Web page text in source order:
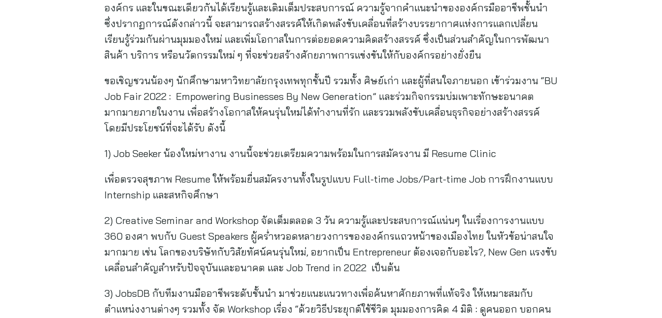
องค์กร และในขณะเดียวกันได้เรียนรู้และเติมเต็มประสบการณ์ ความรู้จากคำแนะนำขององค์กรมืออาชีพชั้นนำ
ซึ่งปรากฏการณ์ดังกล่าวนี้ จะสามารถสร้างสรรค์ให้เกิดพลังขับเคลื่อนที่สร้างบรรยากาศแห่งการแลกเปลี่ยน
เรียนรู้ร่วมกันผ่านมุมมองใหม่ และเพิ่มโอกาสในการต่อยอดความคิดสร้างสรรค์ ซึ่งเป็นส่วนสำคัญในการพัฒนา
สินค้า บริการ หรือนวัตกรรมใหม่ ๆ ที่จะช่วยสร้างศักยภาพการแข่งขันให้กับองค์กรอย่างยั่งยืน
ขอเชิญชวนน้องๆ นักศึกษามหาวิทยาลัยกรุงเทพทุกชั้นปี รวมทั้ง ศิษย์เก่า และผู้ที่สนใจภายนอก เข้าร่วมงาน “BU
Job Fair 2022 : Empowering Businesses By New Generation” และร่วมกิจกรรมบ่มเพาะทักษะอนาคต
มากมายภายในงาน เพื่อสร้างโอกาสให้คนรุ่นใหม่ได้ทำงานที่รัก และรวมพลังขับเคลื่อนธุรกิจอย่างสร้างสรรค์
โดยมีประโยชน์ที่จะได้รับ ดังนี้
1) Job Seeker น้องใหม่หางาน งานนี้จะช่วยเตรียมความพร้อมในการสมัครงาน มี Resume Clinic
เพื่อตรวจสุขภาพ Resume ให้พร้อมยื่นสมัครงานทั้งในรูปแบบ Full-time Jobs/Part-time Job การฝึกงานแบบ
Internship และสหกิจศึกษา
2) Creative Seminar and Workshop จัดเต็มตลอด 3 วัน ความรู้และประสบการณ์แน่นๆ ในเรื่องการงานแบบ
360 องศา พบกับ Guest Speakers ผู้คร่ำหวอดหลายวงการขององค์กรแถวหน้าของเมืองไทย ในหัวข้อน่าสนใจ
มากมาย เช่น โลกของบริษัทกับวิสัยทัศน์คนรุ่นใหม่, อยากเป็น Entrepreneur ต้องเจอกับอะไร?, New Gen แรงขับ
เคลื่อนสำคัญสำหรับปัจจุบันและอนาคต และ Job Trend in 2022 เป็นต้น
3) JobsDB กับทีมงานมืออาชีพระดับชั้นนำ มาช่วยแนะแนวทางเพื่อค้นหาศักยภาพที่แท้จริง ให้เหมาะสมกับ
ตำแหน่งงานต่างๆ รวมทั้ง จัด Workshop เรื่อง “ด้วยวิธีประยุกต์ใช้ชีวิต มุมมองการคิด 4 มิติ : ดูคนออก บอกคน